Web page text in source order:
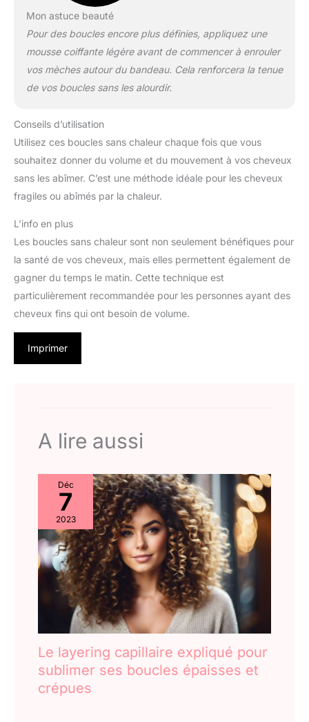
Mon astuce beauté
Pour des boucles encore plus définies, appliquez une
mousse coiffante légère avant de commencer à enrouler
vos mèches autour du bandeau. Cela renforcera la tenue
de vos boucles sans les alourdir.
Conseils d’utilisation
Utilisez ces boucles sans chaleur chaque fois que vous
souhaitez donner du volume et du mouvement à vos cheveux
sans les abîmer. C’est une méthode idéale pour les cheveux
fragiles ou abîmés par la chaleur.
L’info en plus
Les boucles sans chaleur sont non seulement bénéfiques pour
la santé de vos cheveux, mais elles permettent également de
gagner du temps le matin. Cette technique est
particulièrement recommandée pour les personnes ayant des
cheveux fins qui ont besoin de volume.
Imprimer
A lire aussi
Déc
7
2023
Le layering capillaire expliqué pour
sublimer ses boucles épaisses et
crépues